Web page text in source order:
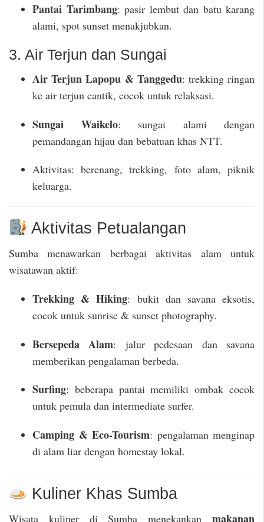
Pantai Tarimbang: pasir lembut dan batu karang
alami, spot sunset menakjubkan.
3. Air Terjun dan Sungai
Air Terjun Lapopu & Tanggedu: trekking ringan
ke air terjun cantik, cocok untuk relaksasi.
Sungai Waikelo: sungai alami dengan
pemandangan hijau dan bebatuan khas NTT.
Aktivitas: berenang, trekking, foto alam, piknik
keluarga.
Aktivitas Petualangan
Sumba menawarkan berbagai aktivitas alam untuk
wisatawan aktif:
Trekking & Hiking: bukit dan savana eksotis,
cocok untuk sunrise & sunset photography.
Bersepeda Alam: jalur pedesaan dan savana
memberikan pengalaman berbeda.
Surfing: beberapa pantai memiliki ombak cocok
untuk pemula dan intermediate surfer.
Camping & Eco-Tourism: pengalaman menginap
di alam liar dengan homestay lokal.
Kuliner Khas Sumba
Wisata kuliner di Sumba menekankan makanan